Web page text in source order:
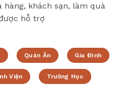
hàng, khách sạn, làm quà
hỗ trợ
Quán Ăn Gia Đình
Viện Trường Học